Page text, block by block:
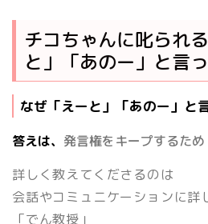
チコちゃんに叱られ
と」「あのー」と言
なぜ「えーと」「あのー」と
答えは、 発言権をキープするため
詳しく教えてくださるのは
会話やコミュニケーションに詳
「でん教授」